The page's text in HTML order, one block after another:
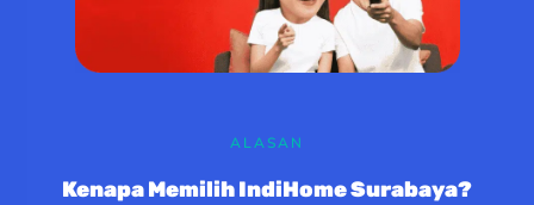
ALASAN
Kenapa Memilih IndiHome Surabaya?